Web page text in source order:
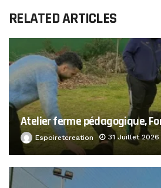
RELATED ARTICLES
Atelier ferme pédagogique,
Espoiretcreation 31 Juillet 2026